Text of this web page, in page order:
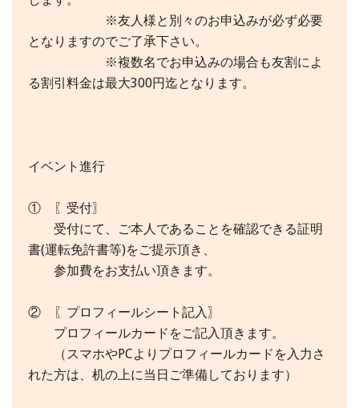
※友人様と別々のお申込みが必ず必要
となりますのでご了承下さい。
※複数名でお申込みの場合も友割によ
る割引料金は最大300円迄となります。
イベント進行
① 〖受付〗
受付にて、ご本人であることを確認できる証明
書(運転免許書等)をご提示頂き、
参加費をお支払い頂きます。
② 〖プロフィールシート記入〗
プロフィールカードをご記入頂きます。
（スマホやPCよりプロフィールカードを入力さ
れた方は、机の上に当日ご準備しております）